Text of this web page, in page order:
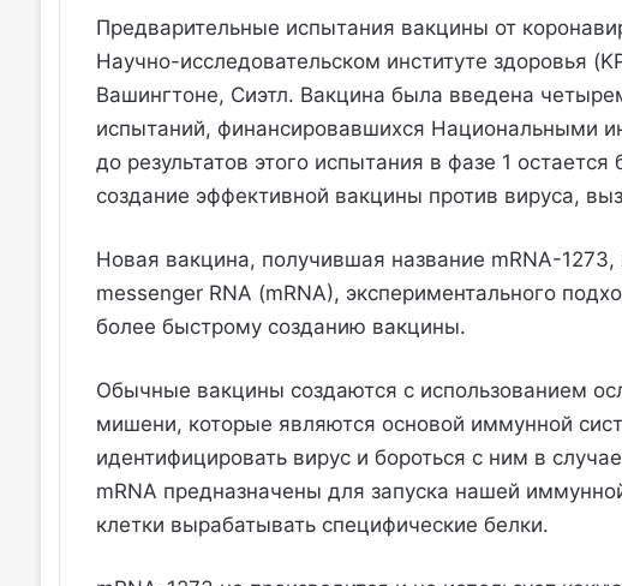
Предварительные испытания вакцины от
Научно-исследовательском институте здоровья
Вашингтоне, Сиэтл. Вакцина была введена
испытаний, финансировавшихся Национальными
до результатов этого испытания в фазе 1
создание эффективной вакцины против вируса,
Новая вакцина, получившая название mRNA-1273,
messenger RNA (mRNA), экспериментального
более быстрому созданию вакцины.
Обычные вакцины создаются с использованием
мишени, которые являются основой иммунной
идентифицировать вирус и бороться с ним в
mRNA предназначены для запуска нашей
клетки вырабатывать специфические белки.